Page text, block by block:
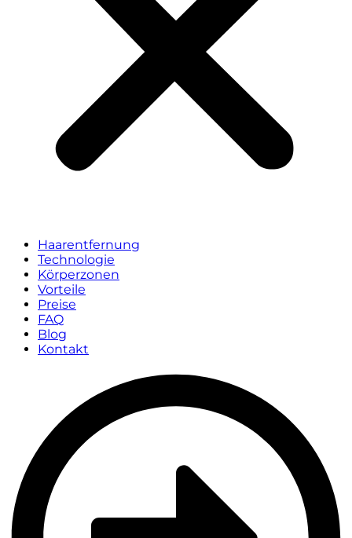
Haarentfernung
Technologie
Körperzonen
Vorteile
Preise
FAQ
Blog
Kontakt